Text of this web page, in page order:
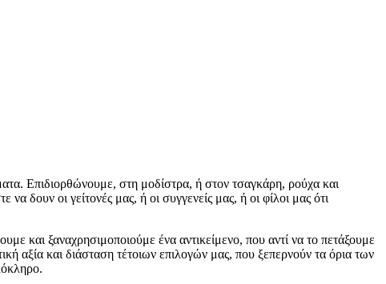
Επιδιορθώνουμε, στη μοδίστρα, ή στον τσαγκάρη, ρούχα και
δουν οι γείτονές μας, ή οι συγγενείς μας, ή οι φίλοι μας ότι
και ξαναχρησιμοποιούμε ένα αντικείμενο, που αντί να το πετάξουμε
αξία και διάσταση τέτοιων επιλογών μας, που ξεπερνούν τα όρια των